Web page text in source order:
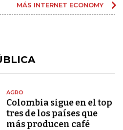
MÁS INTERNET ECONOMY
AGRO
Colombia sigue en el top
tres de los países que
más producen café